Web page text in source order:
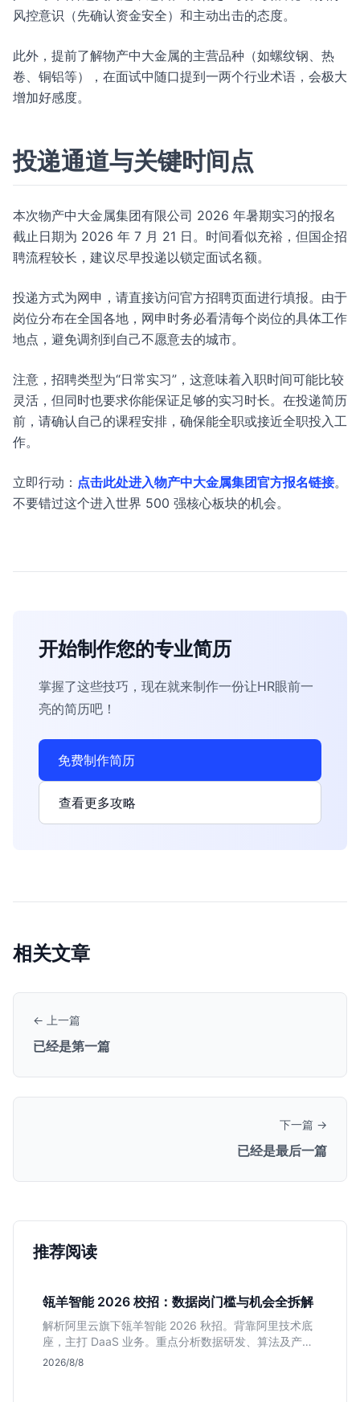
风控意识（先确认资金安全）和主动出击的态度。
此外，提前了解物产中大金属的主营品种（如螺纹钢、热
卷、铜铝等），在面试中随口提到一两个行业术语，会极大
增加好感度。
投递通道与关键时间点
本次物产中大金属集团有限公司 2026 年暑期实习的报名
截止日期为 2026 年 7 月 21 日。时间看似充裕，但国企招
聘流程较长，建议尽早投递以锁定面试名额。
投递方式为网申，请直接访问官方招聘页面进行填报。由于
岗位分布在全国各地，网申时务必看清每个岗位的具体工作
地点，避免调剂到自己不愿意去的城市。
注意，招聘类型为“日常实习”，这意味着入职时间可能比较
灵活，但同时也要求你能保证足够的实习时长。在投递简历
前，请确认自己的课程安排，确保能全职或接近全职投入工
作。
立即行动： 点击此处进入物产中大金属集团官方报名链接。
不要错过这个进入世界 500 强核心板块的机会。
开始制作您的专业简历
掌握了这些技巧，现在就来制作一份让HR眼前一
亮的简历吧！
免费制作简历
查看更多攻略
相关文章
← 上一篇
已经是第一篇
下一篇 →
已经是最后一篇
推荐阅读
瓴羊智能 2026 校招：数据岗门槛与机会全拆解
解析阿里云旗下瓴羊智能 2026 秋招。背靠阿里技术底
座，主打 DaaS 业务。重点分析数据研发、算法及产品
岗的硬性要求，评估 B 端数据路线的成长曲线与抗压挑
2026/8/8